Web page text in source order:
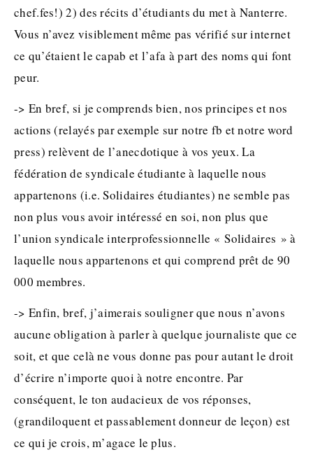
chef.fes!) 2) des récits d’étudiants du met à Nanterre.
Vous n’avez visiblement même pas vérifié sur internet
ce qu’étaient le capab et l’afa à part des noms qui font
peur.
-> En bref, si je comprends bien, nos principes et nos
actions (relayés par exemple sur notre fb et notre word
press) relèvent de l’anecdotique à vos yeux. La
fédération de syndicale étudiante à laquelle nous
appartenons (i.e. Solidaires étudiantes) ne semble pas
non plus vous avoir intéressé en soi, non plus que
l’union syndicale interprofessionnelle « Solidaires » à
laquelle nous appartenons et qui comprend prêt de 90
000 membres.
-> Enfin, bref, j’aimerais souligner que nous n’avons
aucune obligation à parler à quelque journaliste que ce
soit, et que celà ne vous donne pas pour autant le droit
d’écrire n’importe quoi à notre encontre. Par
conséquent, le ton audacieux de vos réponses,
(grandiloquent et passablement donneur de leçon) est
ce qui je crois, m’agace le plus.